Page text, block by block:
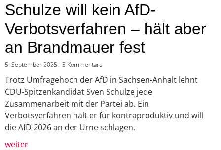
Schulze will kein AfD-
Verbotsverfahren – hält aber
an Brandmauer fest
5. September 2025 5 Kommentare
Trotz Umfragehoch der AfD in Sachsen-Anhalt lehnt
CDU-Spitzenkandidat Sven Schulze jede
Zusammenarbeit mit der Partei ab. Ein
Verbotsverfahren hält er für kontraproduktiv und will
die AfD 2026 an der Urne schlagen.
weiter